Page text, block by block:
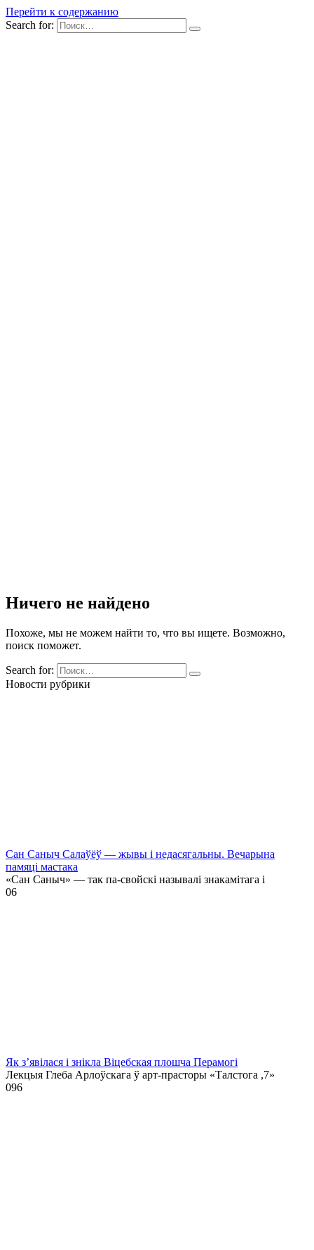
Перейти к содержанию
Search for:
Ничего не найдено
Похоже, мы не можем найти то, что вы ищете. Возможно,
поиск поможет.
Search for:
Новости рубрики
Сан Саныч Салаўёў — жывы і недасягальны. Вечарына
памяці мастака
«Сан Саныч» — так па-свойскі называлі знакамітага і
06
Як з’явілася і знікла Віцебская плошча Перамогі
Лекцыя Глеба Арлоўскага ў арт-прасторы «Талстога ,7»
096